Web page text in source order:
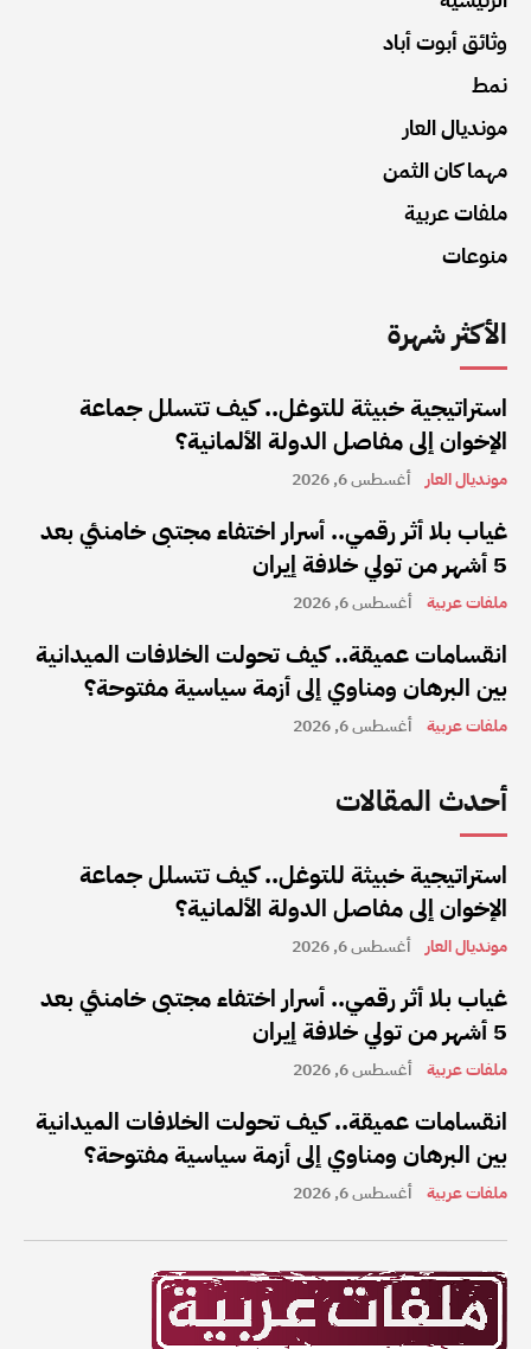
وثائق أبوت أباد
نمط
مونديال العار
مهما كان الثمن
ملفات عربية
منوعات
الأكثر شهرة
استراتيجية خبيثة للتوغل.. كيف تتسلل جماعة
الإخوان إلى مفاصل الدولة الألمانية؟
مونديال العار أغسطس 6, 2026
غياب بلا أثر رقمي.. أسرار اختفاء مجتبى خامنئي بعد
5 أشهر من تولي خلافة إيران
ملفات عربية أغسطس 6, 2026
انقسامات عميقة.. كيف تحولت الخلافات الميدانية
بين البرهان ومناوي إلى أزمة سياسية مفتوحة؟
ملفات عربية أغسطس 6, 2026
أحدث المقالات
استراتيجية خبيثة للتوغل.. كيف تتسلل جماعة
الإخوان إلى مفاصل الدولة الألمانية؟
مونديال العار أغسطس 6, 2026
غياب بلا أثر رقمي.. أسرار اختفاء مجتبى خامنئي بعد
5 أشهر من تولي خلافة إيران
ملفات عربية أغسطس 6, 2026
انقسامات عميقة.. كيف تحولت الخلافات الميدانية
بين البرهان ومناوي إلى أزمة سياسية مفتوحة؟
ملفات عربية أغسطس 6, 2026